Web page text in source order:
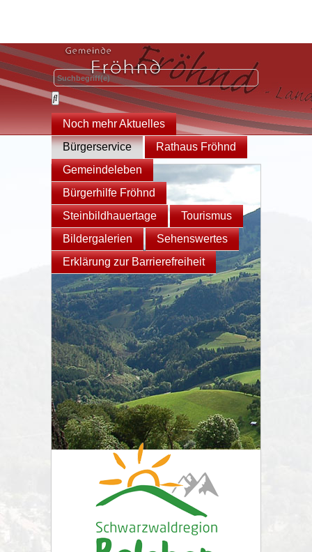
Noch mehr Aktuelles
Bürgerservice
Rathaus Fröhnd
Gemeindeleben
Bürgerhilfe Fröhnd
Steinbildhauertage
Tourismus
Bildergalerien
Sehenswertes
Erklärung zur Barrierefreiheit